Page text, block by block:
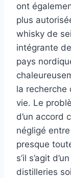
ont
plus
whisky de
intégrante
pays
la recherche
vie. Le
d’un accord
négligé
presque
s’il s’agit
distilleries